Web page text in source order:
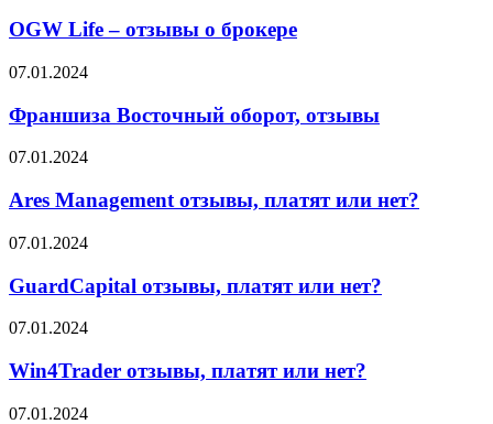
партнёры
миф?
–
о
OGW Life – отзывы о брокере
Франшиза
оборот,
отзывы
07.01.2024
Франшиза Восточный оборот, отзывы
Ares
отзывы,
платят
или
нет?
07.01.2024
Ares Management отзывы, платят или нет?
GuardCapital
платят
или
нет?
07.01.2024
GuardCapital отзывы, платят или нет?
Win4Trader
платят
или
нет?
07.01.2024
Win4Trader отзывы, платят или нет?
First
07.01.2024